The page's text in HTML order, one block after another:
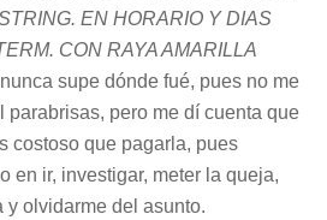
EN HORARIO Y DIAS
CON RAYA AMARILLA
supe dónde fué, pues no me
parabrisas, pero me dí cuenta que
costoso que pagarla, pues
en ir, investigar, meter la queja,
olvidarme del asunto.